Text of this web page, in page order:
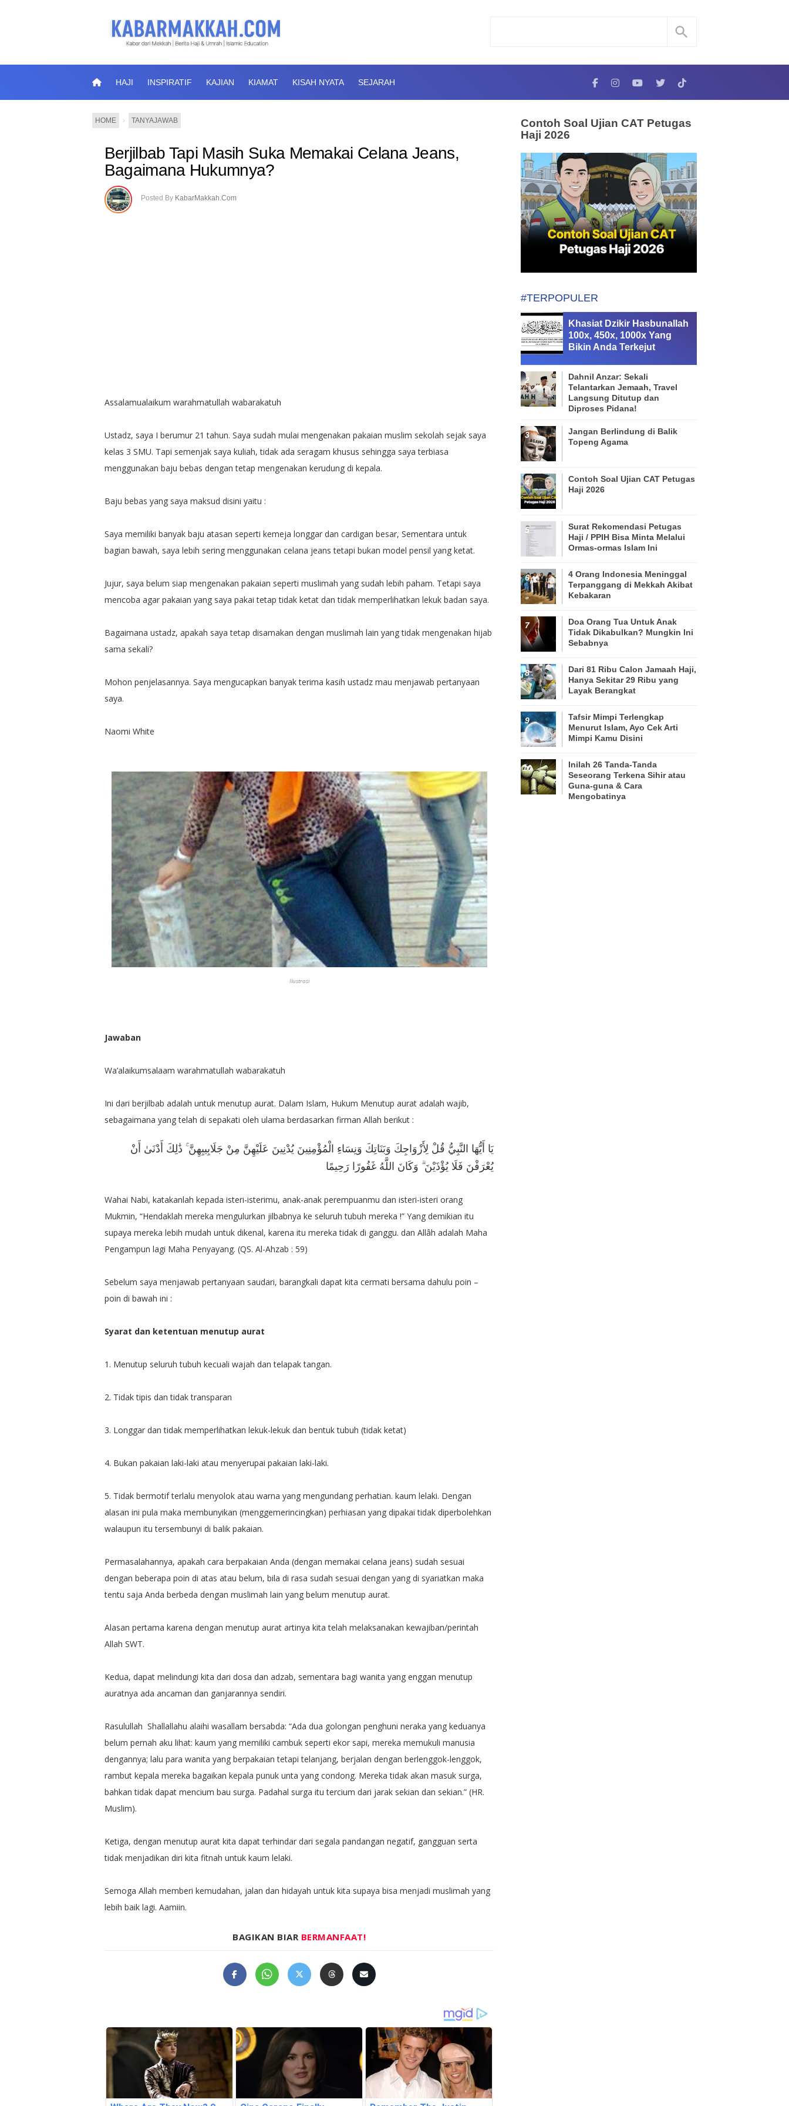
HAJI INSPIRATIF KAJIAN KIAMAT KISAH NYATA SEJARAH
HOME › TANYAJAWAB
Berjilbab Tapi Masih Suka Memakai Celana Jeans,
Bagaimana Hukumnya?
Posted By KabarMakkah.Com
Assalamualaikum warahmatullah wabarakatuh
Ustadz, saya I berumur 21 tahun. Saya sudah mulai mengenakan pakaian muslim sekolah sejak saya
kelas 3 SMU. Tapi semenjak saya kuliah, tidak ada seragam khusus sehingga saya terbiasa
menggunakan baju bebas dengan tetap mengenakan kerudung di kepala.
Baju bebas yang saya maksud disini yaitu :
Saya memiliki banyak baju atasan seperti kemeja longgar dan cardigan besar, Sementara untuk
bagian bawah, saya lebih sering menggunakan celana jeans tetapi bukan model pensil yang ketat.
Jujur, saya belum siap mengenakan pakaian seperti muslimah yang sudah lebih paham. Tetapi saya
mencoba agar pakaian yang saya pakai tetap tidak ketat dan tidak memperlihatkan lekuk badan saya.
Bagaimana ustadz, apakah saya tetap disamakan dengan muslimah lain yang tidak mengenakan hijab
sama sekali?
Mohon penjelasannya. Saya mengucapkan banyak terima kasih ustadz mau menjawab pertanyaan
saya.
Naomi White
Ilustrasi
Jawaban
Wa’alaikumsalaam warahmatullah wabarakatuh
Ini dari berjilbab adalah untuk menutup aurat. Dalam Islam, Hukum Menutup aurat adalah wajib,
sebagaimana yang telah di sepakati oleh ulama berdasarkan firman Allah berikut :
يَا أَيُّهَا النَّبِيُّ قُلْ لِأَزْوَاجِكَ وَبَنَاتِكَ وَنِسَاءِ الْمُؤْمِنِينَ يُدْنِينَ عَلَيْهِنَّ مِنْ جَلَابِيبِهِنَّ ۚ ذَٰلِكَ أَدْنَىٰ أَنْ
يُعْرَفْنَ فَلَا يُؤْذَيْنَ ۗ وَكَانَ اللَّهُ غَفُورًا رَحِيمًا
Wahai Nabi, katakanlah kepada isteri-isterimu, anak-anak perempuanmu dan isteri-isteri orang
Mukmin, “Hendaklah mereka mengulurkan jilbabnya ke seluruh tubuh mereka !” Yang demikian itu
supaya mereka lebih mudah untuk dikenal, karena itu mereka tidak di ganggu. dan Allâh adalah Maha
Pengampun lagi Maha Penyayang. (QS. Al-Ahzab : 59)
Sebelum saya menjawab pertanyaan saudari, barangkali dapat kita cermati bersama dahulu poin –
poin di bawah ini :
Syarat dan ketentuan menutup aurat
1. Menutup seluruh tubuh kecuali wajah dan telapak tangan.
2. Tidak tipis dan tidak transparan
3. Longgar dan tidak memperlihatkan lekuk-lekuk dan bentuk tubuh (tidak ketat)
4. Bukan pakaian laki-laki atau menyerupai pakaian laki-laki.
5. Tidak bermotif terlalu menyolok atau warna yang mengundang perhatian. kaum lelaki. Dengan
alasan ini pula maka membunyikan (menggemerincingkan) perhiasan yang dipakai tidak diperbolehkan
walaupun itu tersembunyi di balik pakaian.
Permasalahannya, apakah cara berpakaian Anda (dengan memakai celana jeans) sudah sesuai
dengan beberapa poin di atas atau belum, bila di rasa sudah sesuai dengan yang di syariatkan maka
tentu saja Anda berbeda dengan muslimah lain yang belum menutup aurat.
Alasan pertama karena dengan menutup aurat artinya kita telah melaksanakan kewajiban/perintah
Allah SWT.
Kedua, dapat melindungi kita dari dosa dan adzab, sementara bagi wanita yang enggan menutup
auratnya ada ancaman dan ganjarannya sendiri.
Rasulullah Shallallahu alaihi wasallam bersabda: “Ada dua golongan penghuni neraka yang keduanya
belum pernah aku lihat: kaum yang memiliki cambuk seperti ekor sapi, mereka memukuli manusia
dengannya; lalu para wanita yang berpakaian tetapi telanjang, berjalan dengan berlenggok-lenggok,
rambut kepala mereka bagaikan kepala punuk unta yang condong. Mereka tidak akan masuk surga,
bahkan tidak dapat mencium bau surga. Padahal surga itu tercium dari jarak sekian dan sekian.” (HR.
Muslim).
Ketiga, dengan menutup aurat kita dapat terhindar dari segala pandangan negatif, gangguan serta
tidak menjadikan diri kita fitnah untuk kaum lelaki.
Semoga Allah memberi kemudahan, jalan dan hidayah untuk kita supaya bisa menjadi muslimah yang
lebih baik lagi. Aamiin.
BAGIKAN BIAR BERMANFAAT!
Contoh Soal Ujian CAT Petugas
Haji 2026
#TERPOPULER
Khasiat Dzikir Hasbunallah
100x, 450x, 1000x Yang
Bikin Anda Terkejut
Dahnil Anzar: Sekali
Telantarkan Jemaah, Travel
Langsung Ditutup dan
Diproses Pidana!
Jangan Berlindung di Balik
Topeng Agama
Contoh Soal Ujian CAT Petugas
Haji 2026
Surat Rekomendasi Petugas
Haji / PPIH Bisa Minta Melalui
Ormas-ormas Islam Ini
4 Orang Indonesia Meninggal
Terpanggang di Mekkah Akibat
Kebakaran
Doa Orang Tua Untuk Anak
Tidak Dikabulkan? Mungkin Ini
Sebabnya
Dari 81 Ribu Calon Jamaah Haji,
Hanya Sekitar 29 Ribu yang
Layak Berangkat
Tafsir Mimpi Terlengkap
Menurut Islam, Ayo Cek Arti
Mimpi Kamu Disini
Inilah 26 Tanda-Tanda
Seseorang Terkena Sihir atau
Guna-guna & Cara
Mengobatinya